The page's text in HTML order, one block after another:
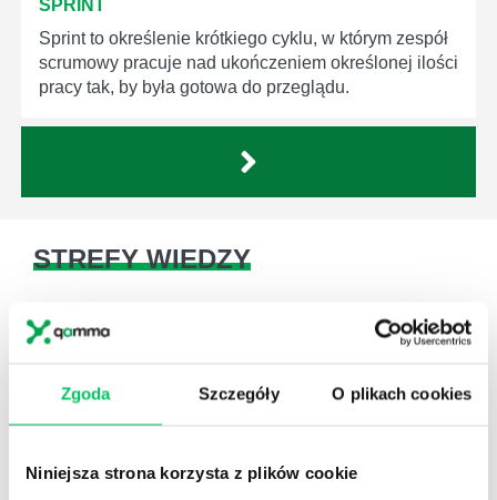
Zgoda Szczegóły O plikach cookies
Niniejsza strona korzysta z plików cookie
SPRINT
Sprint to określenie krótkiego cyklu, w którym zespół
scrumowy pracuje nad ukończeniem określonej ilości
pracy tak, by była gotowa do przeglądu.
STREFY WIEDZY
Autorskie raporty, wartościowy know-how, pigułki